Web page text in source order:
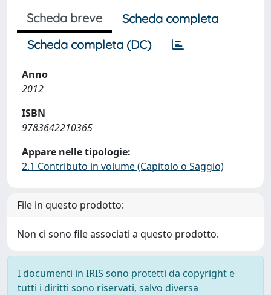
Scheda breve
Scheda completa
Scheda completa (DC)
Anno
2012
ISBN
9783642210365
Appare nelle tipologie:
2.1 Contributo in volume (Capitolo o Saggio)
File in questo prodotto:
Non ci sono file associati a questo prodotto.
I documenti in IRIS sono protetti da copyright e
tutti i diritti sono riservati, salvo diversa